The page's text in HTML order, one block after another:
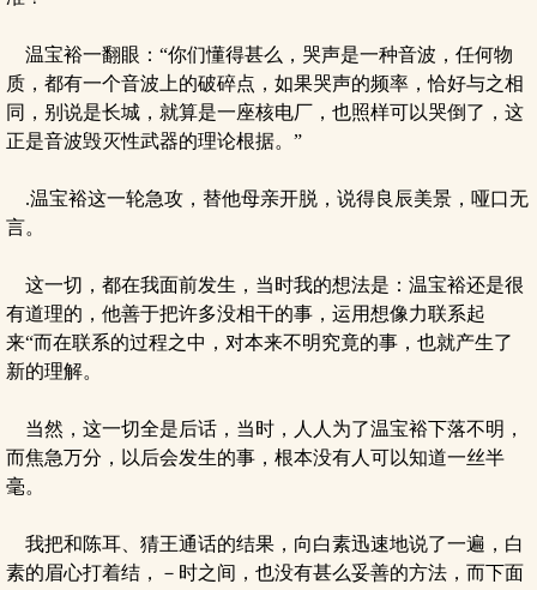
温宝裕一翻眼：“你们懂得甚么，哭声是一种音波，任何物
质，都有一个音波上的破碎点，如果哭声的频率，恰好与之相
同，别说是长城，就算是一座核电厂，也照样可以哭倒了，这
正是音波毁灭性武器的理论根据。”
.温宝裕这一轮急攻，替他母亲开脱，说得良辰美景，哑口无
言。
这一切，都在我面前发生，当时我的想法是：温宝裕还是很
有道理的，他善于把许多没相干的事，运用想像力联系起
来“而在联系的过程之中，对本来不明究竟的事，也就产生了
新的理解。
当然，这一切全是后话，当时，人人为了温宝裕下落不明，
而焦急万分，以后会发生的事，根本没有人可以知道一丝半
毫。
我把和陈耳、猜王通话的结果，向白素迅速地说了一遍，白
素的眉心打着结，－时之间，也没有甚么妥善的方法，而下面